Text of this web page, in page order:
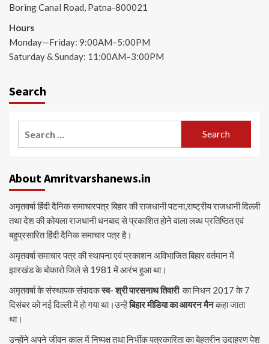
Boring Canal Road, Patna-800021
Hours
Monday—Friday: 9:00AM–5:00PM
Saturday & Sunday: 11:00AM–3:00PM
Search
About Amritvarshanews.in
अमृतवर्षा हिंदी दैनिक समाचारपत्र बिहार की राजधानी पटना,राष्ट्रीय राजधानी दिल्ली
तथा देश की कोयला राजधानी धनबाद से प्रकाशित होने वाला लब्ध प्रतिष्ठित एवं
बहुप्रसारित हिंदी दैनिक समाचार पत्र है।
अमृतवर्षा समाचार पत्र की स्थापना एवं प्रकाशन अविभाजित बिहार वर्तमान में
झारखंड के बोकारो जिले से 1981 में आरंभ हुआ था।
अमृतवर्षा के संस्थापक संपादकस्व- श्री पारसनाथ तिवारीका निधन 2017 के 7
दिसंबर को नई दिल्ली में हो गया था।उन्हेंबिहार मीडिया का आयरन मैनकहा जाता
था।
उन्होंने अपने जीवन काल में निष्पक्ष तथा निर्भीक पत्रकारिता का बेहतरीन उदाहरण पेश